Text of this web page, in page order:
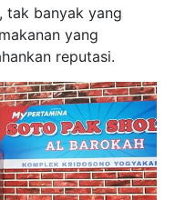
tak banyak yang
yang
reputasi.